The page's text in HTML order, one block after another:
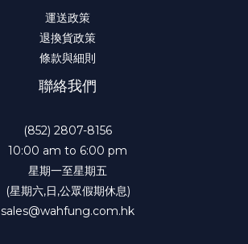
運送政策
退換貨政策
條款與細則
聯絡我們
(852) 2807-8156
10:00 am to 6:00 pm
星期一至星期五
(星期六,日,公眾假期休息)
sales@wahfung.com.hk